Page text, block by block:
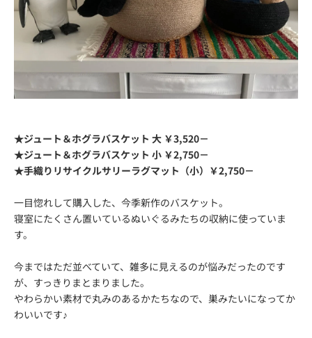
★ジュート＆ホグラバスケット 大 ￥3,520－
★ジュート＆ホグラバスケット 小 ￥2,750－
★手織りリサイクルサリーラグマット（小）￥2,750－
一目惚れして購入した、今季新作のバスケット。
寝室にたくさん置いているぬいぐるみたちの収納に使っていま
す。
今まではただ並べていて、雑多に見えるのが悩みだったのです
が、すっきりまとまりました。
やわらかい素材で丸みのあるかたちなので、巣みたいになってか
わいいです♪